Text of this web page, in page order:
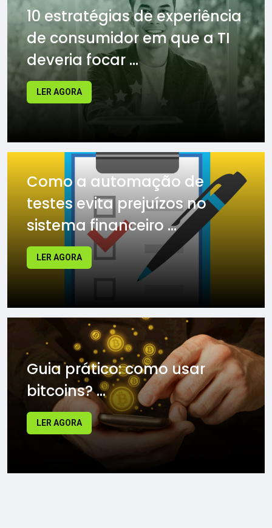
10 estratégias de experiência
de consumidor em que a TI
deveria focar ...
LER AGORA
Como a automação de
testes evita prejuízos no
sistema financeiro ...
LER AGORA
Guia prático: como usar
bitcoins? ...
LER AGORA